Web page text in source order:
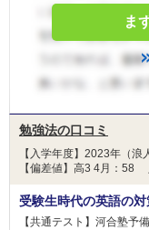
ま
勉強法の口コミ
【入学年度】2023年（浪
【偏差値】高3 4月：58
受験生時代の英語の対
【共通テスト】河合塾予